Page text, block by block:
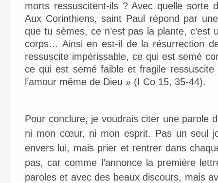
morts ressuscitent-ils ? Avec quelle sorte
Aux Corinthiens, saint Paul répond par
que tu sèmes, ce n’est pas la plante,
corps… Ainsi en est-il de la résurrection
ressuscite impérissable, ce qui est semé
ce qui est semé faible et fragile
l’amour même de Dieu » (I Co 15, 35-44).
Pour conclure, je voudrais citer une parole
ni mon cœur, ni mon esprit. Pas un seul
envers lui, mais prier et rentrer dans
pas, car comme l’annonce la première
paroles et avec des beaux discours, mais